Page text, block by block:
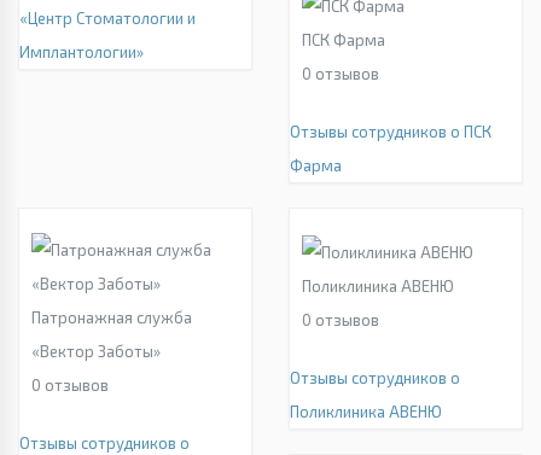
«Центр Стоматологии и
Имплантологии»
ПСК Фарма
0 отзывов
Отзывы сотрудников о ПСК
Фарма
Патронажная служба
«Вектор Заботы»
0 отзывов
Отзывы сотрудников о
Поликлиника АВЕНЮ
0 отзывов
Отзывы сотрудников о
Поликлиника АВЕНЮ